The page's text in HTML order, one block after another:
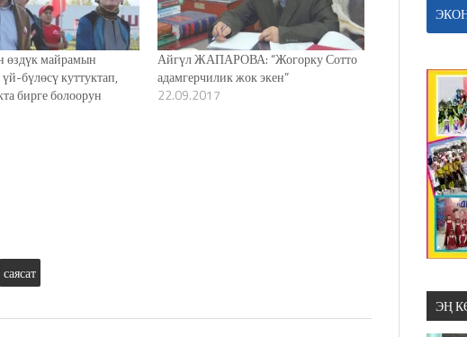
өздүк майрамын
бүлөсү куттуктап,
бирге болоорун
Айгүл ЖАПАРОВА: “Жогорку Сотто
адамгерчилик жок экен”
22.09.2017
саясат
ЭҢ